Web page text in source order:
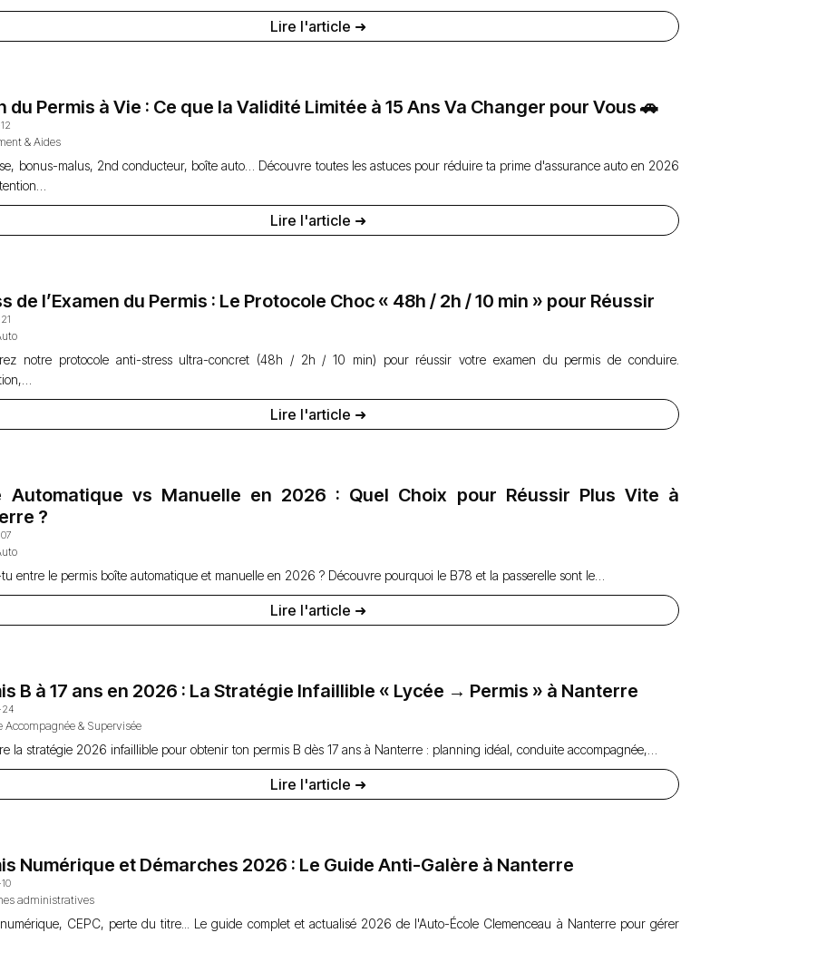
Lire l'article ➜
du Permis à Vie : Ce que la Validité Limitée à 15 Ans Va Changer pour Vous 🚗
& Aides
bonus-malus, 2nd conducteur, boîte auto… Découvre toutes les astuces pour réduire ta prime d'assurance auto en 2026
Lire l'article ➜
de l’Examen du Permis : Le Protocole Choc « 48h / 2h / 10 min » pour Réussir
notre protocole anti-stress ultra-concret (48h / 2h / 10 min) pour réussir votre examen du permis de conduire.
Lire l'article ➜
Automatique vs Manuelle en 2026 : Quel Choix pour Réussir Plus Vite à
?
entre le permis boîte automatique et manuelle en 2026 ? Découvre pourquoi le B78 et la passerelle sont le…
Lire l'article ➜
B à 17 ans en 2026 : La Stratégie Infaillible « Lycée → Permis » à Nanterre
Accompagnée & Supervisée
la stratégie 2026 infaillible pour obtenir ton permis B dès 17 ans à Nanterre : planning idéal, conduite accompagnée,…
Lire l'article ➜
Numérique et Démarches 2026 : Le Guide Anti-Galère à Nanterre
administratives
CEPC, perte du titre... Le guide complet et actualisé 2026 de l'Auto-École Clemenceau à Nanterre pour gérer